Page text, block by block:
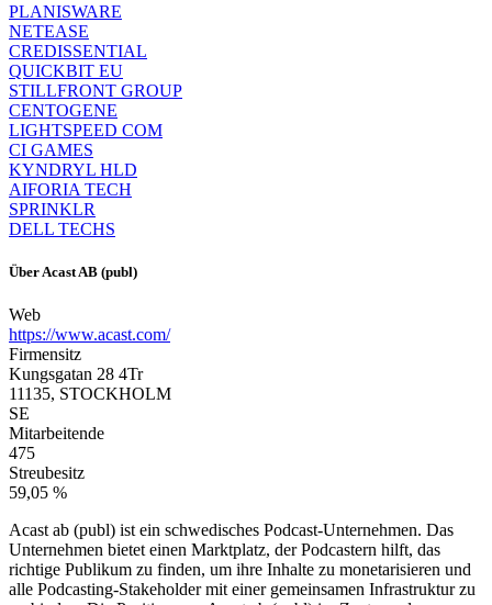
PLANISWARE
NETEASE
CREDISSENTIAL
QUICKBIT EU
STILLFRONT GROUP
CENTOGENE
LIGHTSPEED COM
CI GAMES
KYNDRYL HLD
AIFORIA TECH
SPRINKLR
DELL TECHS
Über Acast AB (publ)
Web
https://www.acast.com/
Firmensitz
Kungsgatan 28 4Tr
11135, STOCKHOLM
SE
Mitarbeitende
475
Streubesitz
59,05 %
Acast ab (publ) ist ein schwedisches Podcast-Unternehmen. Das
Unternehmen bietet einen Marktplatz, der Podcastern hilft, das
richtige Publikum zu finden, um ihre Inhalte zu monetarisieren und
alle Podcasting-Stakeholder mit einer gemeinsamen Infrastruktur zu